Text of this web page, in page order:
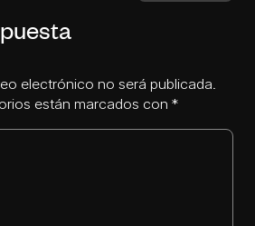
electrónico no será publicada.
están marcados con *